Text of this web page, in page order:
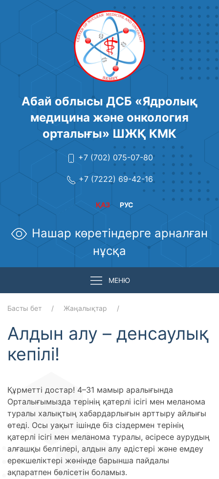
Абай облысы ДСБ «Ядролық
медицина және онкология
орталығы» ШЖҚ КМК
+7 (702) 075-07-80
+7 (7222) 69-42-16
РУС
ҚАЗ
Нашар көретіндерге арналған
нұсқа
МЕНЮ
Басты бет Жаңалықтар
Алдын алу – денсаулық
кепілі!
Құрметті достар! 4–31 мамыр аралығында
Орталығымызда терінің қатерлі ісігі мен меланома
туралы халықтың хабардарлығын арттыру айлығы
өтеді. Осы уақыт ішінде біз сіздермен терінің
қатерлі ісігі мен меланома туралы, әсіресе аурудың
алғашқы белгілері, алдын алу әдістері және емдеу
ерекшеліктері жөнінде барынша пайдалы
ақпаратпен бөлісетін боламыз.